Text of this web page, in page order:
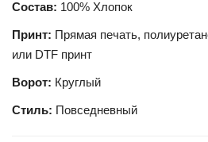
Состав: 100% Хлопок
Принт: Прямая печать,
или DTF принт
Ворот: Круглый
Стиль: Повседневный